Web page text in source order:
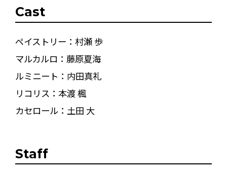
Cast
ペイストリー：村瀬 歩
マルカルロ：藤原夏海
ルミニート：内田真礼
リコリス：本渡 楓
カセロール：土田 大
Staff